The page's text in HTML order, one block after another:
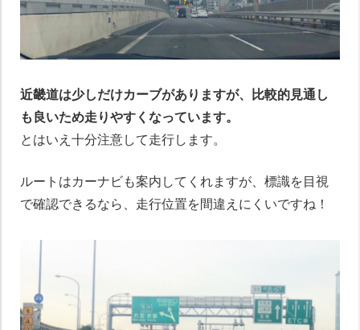
ペーパードライバー講習について
近畿道は少しだけカーブがありますが、比較的見通し
も良いため走りやすくなっています。
とはいえ十分注意して走行します。
ルートはカーナビも案内してくれますが、標識を目視
で確認できるなら、走行位置を間違えにくいですね！